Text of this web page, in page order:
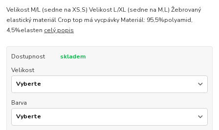
Velikost M/L (sedne na XS,S) Velikost L/XL (sedne na M,L) Žebrovaný
elastický materiál Crop top má vycpávky Materiál: 95,5%polyamid,
4,5%elasten celý popis
Dostupnost
skladem
Velikost
Barva